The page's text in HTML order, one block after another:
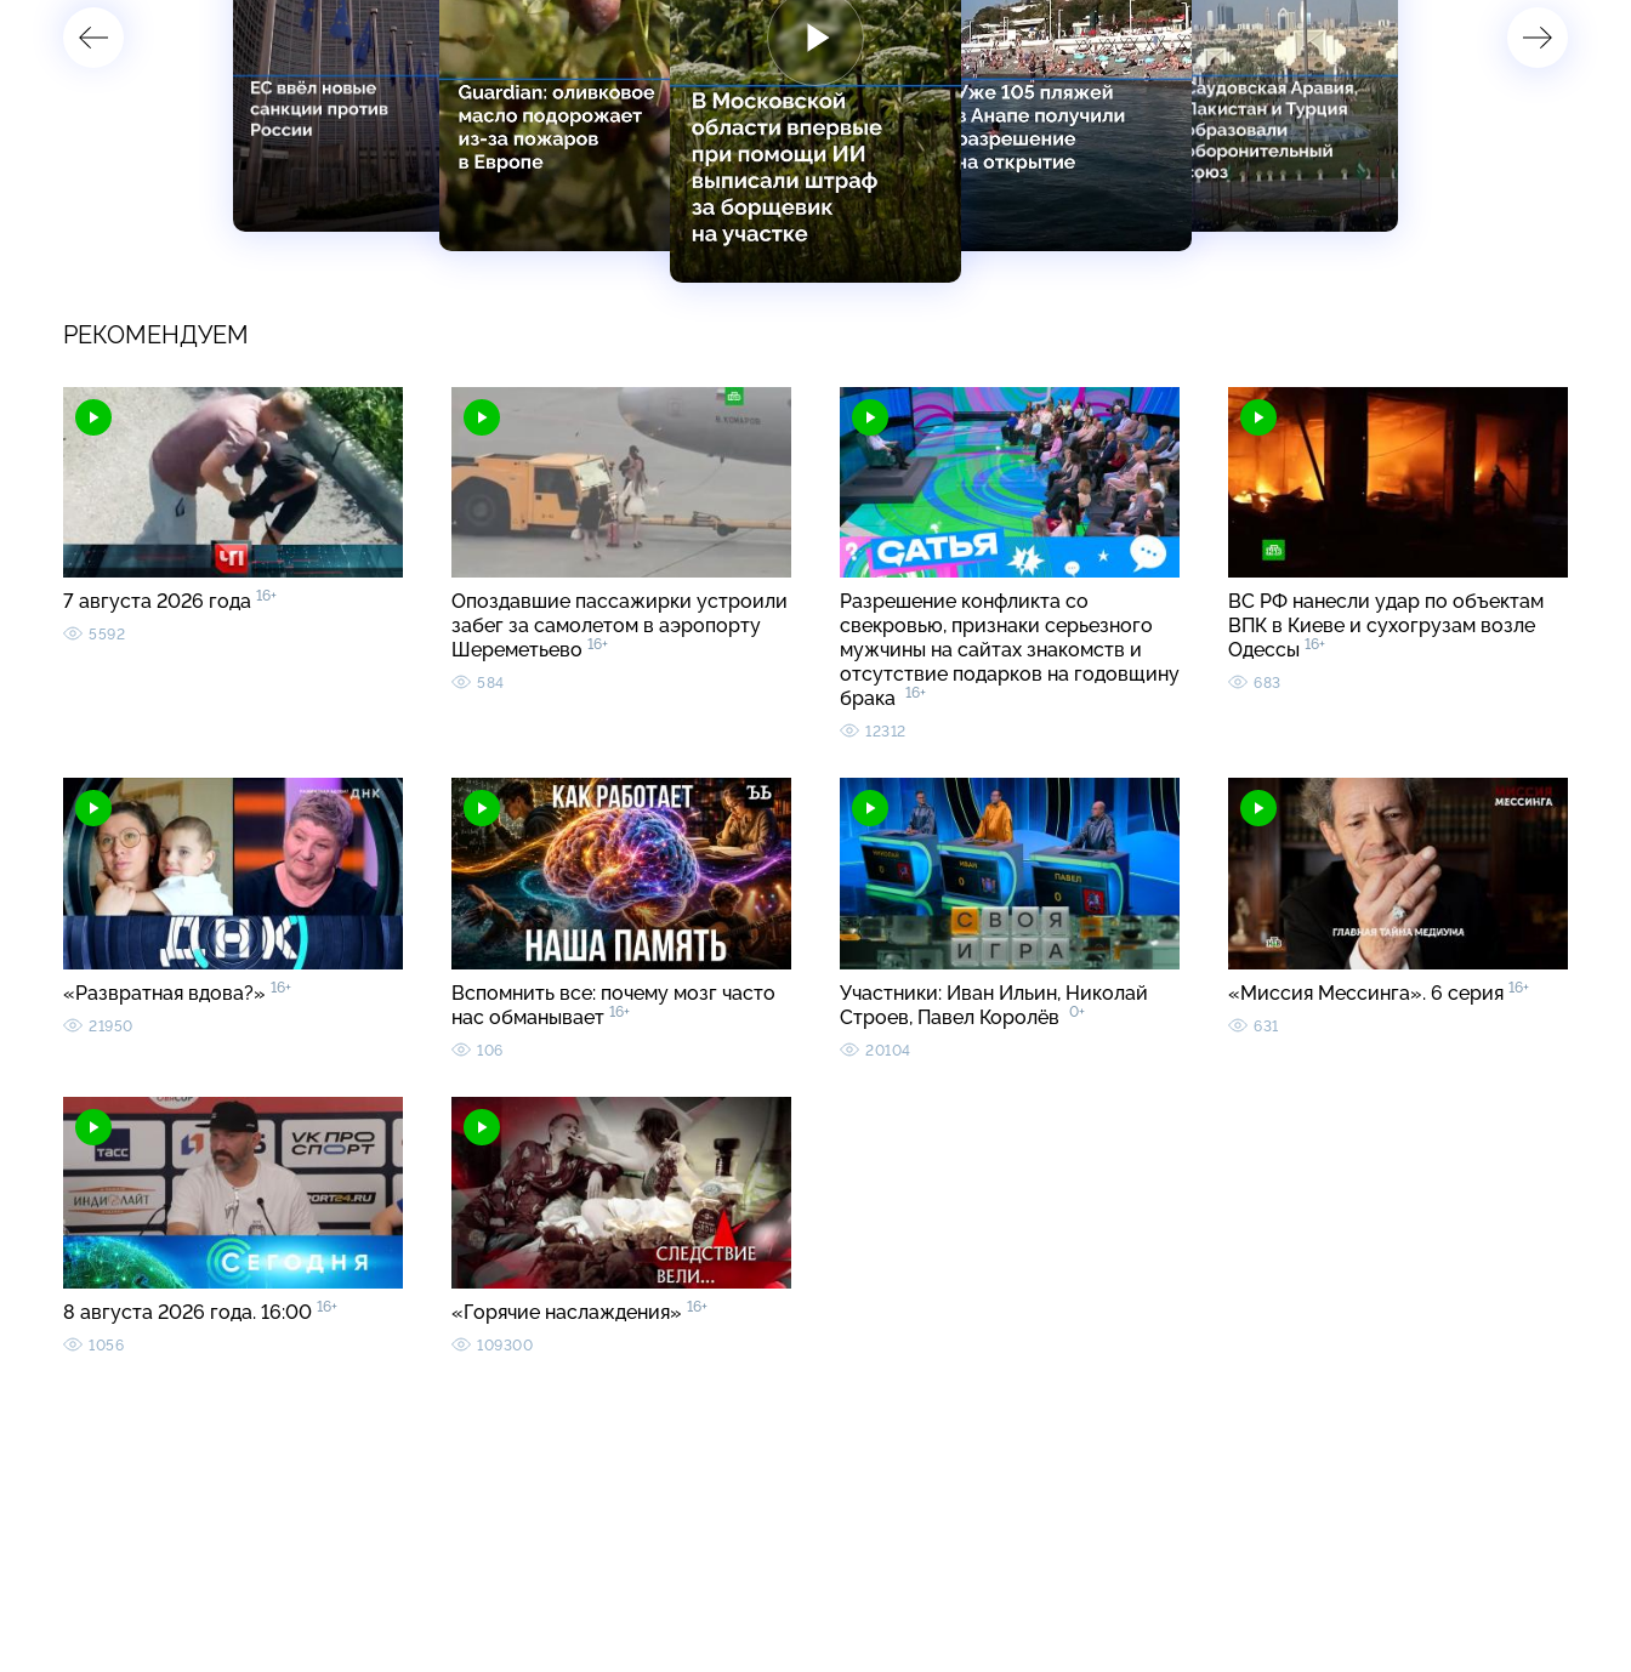
РЕКОМЕНДУЕМ
7 августа 2026 года 16+
5592
Опоздавшие пассажирки устроили
забег за самолетом в аэропорту
Шереметьево 16+
584
Разрешение конфликта со
свекровью, признаки серьезного
мужчины на сайтах знакомств и
отсутствие подарков на годовщину
брака 16+
12312
ВС РФ нанесли удар по объектам
ВПК в Киеве и сухогрузам возле
Одессы 16+
683
«Развратная вдова?» 16+
21950
Вспомнить все: почему мозг часто
нас обманывает 16+
106
Участники: Иван Ильин, Николай
Строев, Павел Королёв
0+
20104
«Миссия Мессинга». 6 серия 16+
631
8 августа 2026 года. 16:00 16+
1056
«Горячие наслаждения» 16+
109300